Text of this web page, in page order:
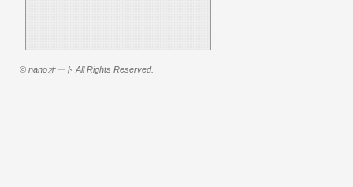
© nanoオート All Rights Reserved.